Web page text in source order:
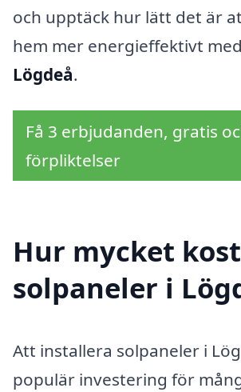
och upptäck hur lätt det är
hem mer energieffektivt med
Lögdeå.
Få 3 erbjudanden, gratis
förpliktelser
Hur mycket
solpaneler i
Att installera solpaneler i
populär investering för